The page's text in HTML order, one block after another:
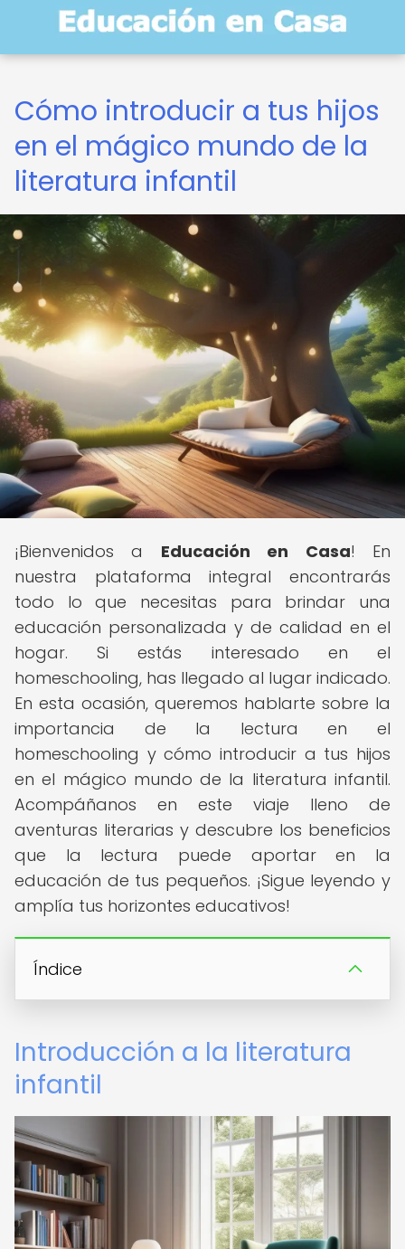
Cómo introducir a tus hijos
en el mágico mundo de la
literatura infantil
¡Bienvenidos a Educación en Casa! En
nuestra plataforma integral encontrarás
todo lo que necesitas para brindar una
educación personalizada y de calidad en el
hogar. Si estás interesado en el
homeschooling, has llegado al lugar indicado.
En esta ocasión, queremos hablarte sobre la
importancia de la lectura en el
homeschooling y cómo introducir a tus hijos
en el mágico mundo de la literatura infantil.
Acompáñanos en este viaje lleno de
aventuras literarias y descubre los beneficios
que la lectura puede aportar en la
educación de tus pequeños. ¡Sigue leyendo y
amplía tus horizontes educativos!
Índice
Introducción a la literatura
infantil